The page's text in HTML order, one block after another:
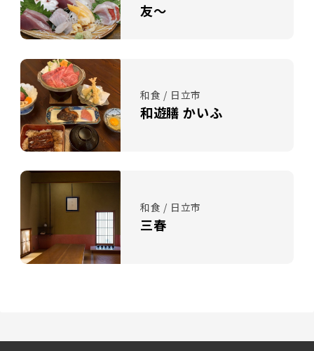
友～
和食 / 日立市
和遊膳 かいふ
和食 / 日立市
三春